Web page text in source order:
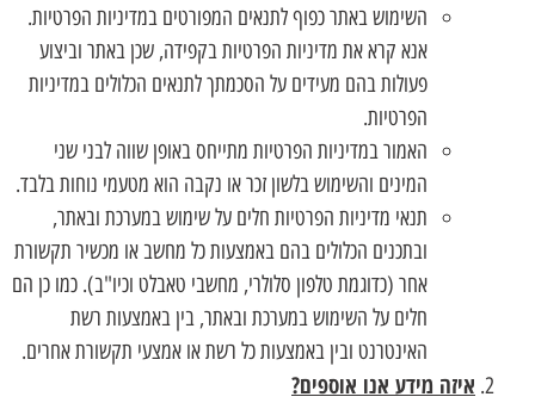
השימוש באתר כפוף לתנאים המפורטים במדיניות הפרטיות.
אנא קרא את מדיניות הפרטיות בקפידה, שכן באתר וביצוע
פעולות בהם מעידים על הסכמתך לתנאים הכלולים במדיניות
הפרטיות.
האמור במדיניות הפרטיות מתייחס באופן שווה לבני שני
המינים והשימוש בלשון זכר או נקבה הוא מטעמי נוחות בלבד.
תנאי מדיניות הפרטיות חלים על שימוש במערכת ובאתר,
ובתכנים הכלולים בהם באמצעות כל מחשב או מכשיר תקשורת
אחר (כדוגמת טלפון סלולרי, מחשבי טאבלט וכיו"ב). כמו כן הם
חלים על השימוש במערכת ובאתר, בין באמצעות רשת
האינטרנט ובין באמצעות כל רשת או אמצעי תקשורת אחרים.
איזה מידע אנו אוספים?